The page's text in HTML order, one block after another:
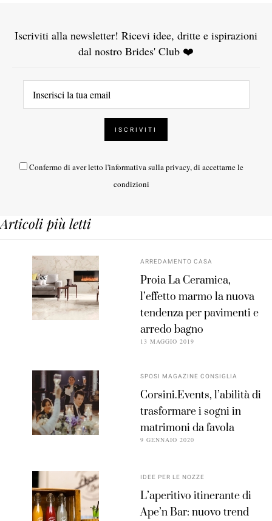
Iscriviti alla newsletter! Ricevi idee, dritte e ispirazioni
dal nostro Brides' Club ❤️
Confermo di aver letto l'informativa sulla privacy, di accettarne le
condizioni
Articoli più letti
ARREDAMENTO CASA
Proia La Ceramica,
l’effetto marmo la nuova
tendenza per pavimenti e
arredo bagno
13 MAGGIO 2019
SPOSI MAGAZINE CONSIGLIA
Corsini.Events, l’abilità di
trasformare i sogni in
matrimoni da favola
9 GENNAIO 2020
IDEE PER LE NOZZE
L’aperitivo itinerante di
Ape’n Bar: nuovo trend